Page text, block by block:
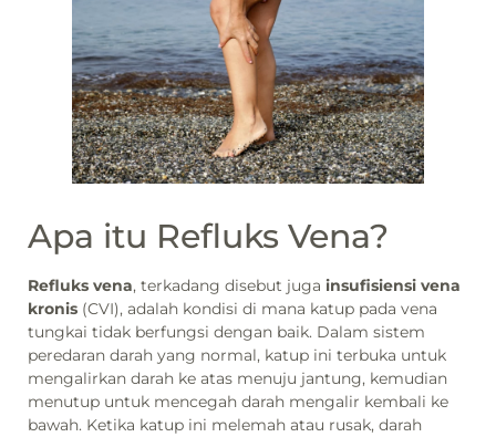
Apa itu Refluks Vena?
Refluks vena, terkadang disebut juga insufisiensi vena
kronis (CVI), adalah kondisi di mana katup pada vena
tungkai tidak berfungsi dengan baik. Dalam sistem
peredaran darah yang normal, katup ini terbuka untuk
mengalirkan darah ke atas menuju jantung, kemudian
menutup untuk mencegah darah mengalir kembali ke
bawah. Ketika katup ini melemah atau rusak, darah